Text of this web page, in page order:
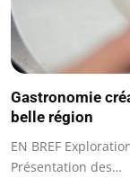
Gastronomie
belle région
EN BREF
Présentation des…